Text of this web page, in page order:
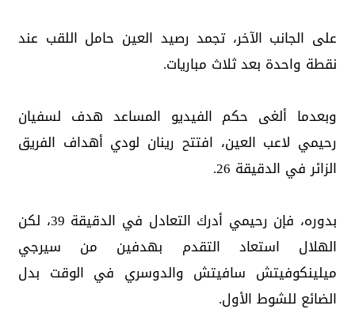
على الجانب الآخر، تجمد رصيد العين حامل اللقب عند
نقطة واحدة بعد ثلاث مباريات.
وبعدما ألغى حكم الفيديو المساعد هدف لسفيان
رحيمي لاعب العين، افتتح رينان لودي أهداف الفريق
الزائر في الدقيقة 26.
بدوره، فإن رحيمي أدرك التعادل في الدقيقة 39، لكن
الهلال استعاد التقدم بهدفين من سيرجي
ميلينكوفيتش سافيتش والدوسري في الوقت بدل
الضائع للشوط الأول.